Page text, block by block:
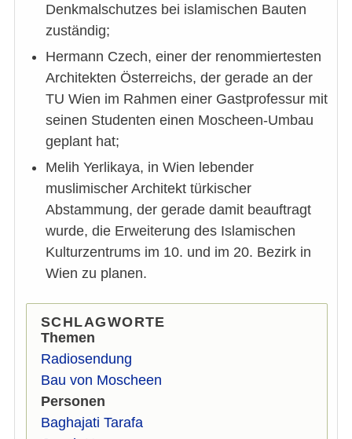
Denkmalschutzes bei islamischen Bauten
zuständig;
Hermann Czech, einer der renommiertesten
Architekten Österreichs, der gerade an der
TU Wien im Rahmen einer Gastprofessur mit
seinen Studenten einen Moscheen-Umbau
geplant hat;
Melih Yerlikaya, in Wien lebender
muslimischer Architekt türkischer
Abstammung, der gerade damit beauftragt
wurde, die Erweiterung des Islamischen
Kulturzentrums im 10. und im 20. Bezirk in
Wien zu planen.
SCHLAGWORTE
Themen
Radiosendung
Bau von Moscheen
Personen
Baghajati Tarafa